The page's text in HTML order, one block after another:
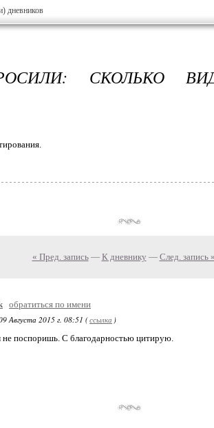
дневников
СКОЛЬКО
« Пред. запись— К дневнику — След. запись »
обратиться по имени
Августа 2015 г. 08:51 (ссылка )
поспоришь. С благодарностью цитирую.